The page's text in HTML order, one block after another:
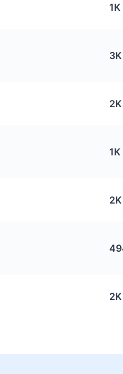
1K
3K
2K
1K
2K
2K